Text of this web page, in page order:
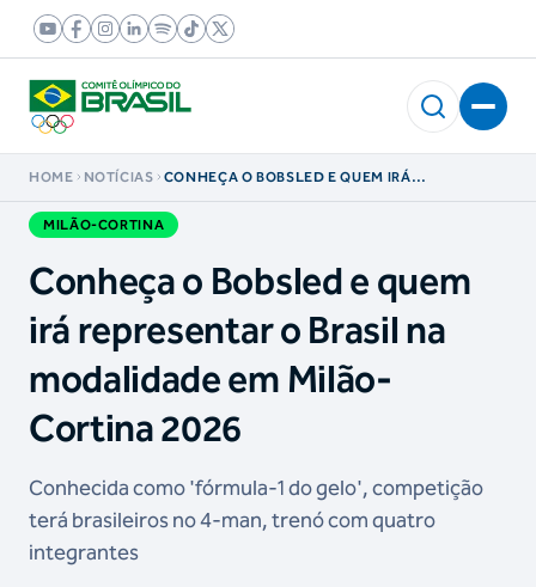
HOME NOTÍCIAS
CONHEÇA O BOBSLED E QUEM IRÁ
MILÃO-CORTINA 2026
MILÃO-CORTINA
Conheça o Bobsled e quem
irá representar o Brasil na
modalidade em Milão-
Cortina 2026
Conhecida como 'fórmula-1 do gelo', competição
terá brasileiros no 4-man, trenó com quatro
integrantes